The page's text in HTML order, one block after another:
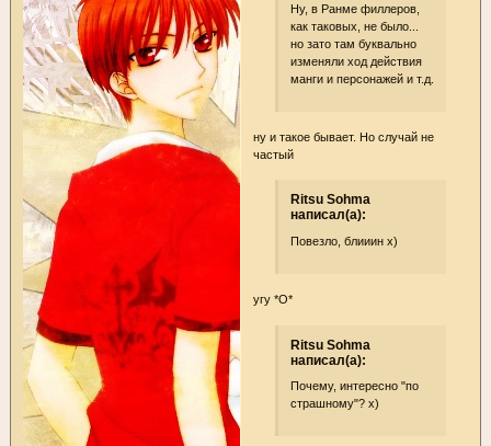
Ну, в Ранме филлеров,
как таковых, не было...
но зато там буквально
изменяли ход действия
манги и персонажей и т.д.
ну и такое бывает. Но случай не
частый
Ritsu Sohma
написал(а):
Повезло, блииин х)
угу *О*
Ritsu Sohma
написал(а):
Почему, интересно "по
страшному"? х)